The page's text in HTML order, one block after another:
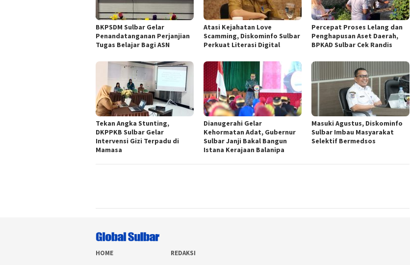
BKPSDM Sulbar Gelar
Penandatanganan Perjanjian
Tugas Belajar Bagi ASN
Atasi Kejahatan Love
Scamming, Diskominfo Sulbar
Perkuat Literasi Digital
Percepat Proses Lelang dan
Penghapusan Aset Daerah,
BPKAD Sulbar Cek Randis
Tekan Angka Stunting,
DKPPKB Sulbar Gelar
Intervensi Gizi Terpadu di
Mamasa
Dianugerahi Gelar
Kehormatan Adat, Gubernur
Sulbar Janji Bakal Bangun
Istana Kerajaan Balanipa
Masuki Agustus, Diskominfo
Sulbar Imbau Masyarakat
Selektif Bermedsos
HOME REDAKSI